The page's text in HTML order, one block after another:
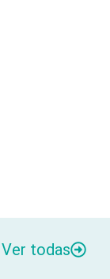
Ver todas